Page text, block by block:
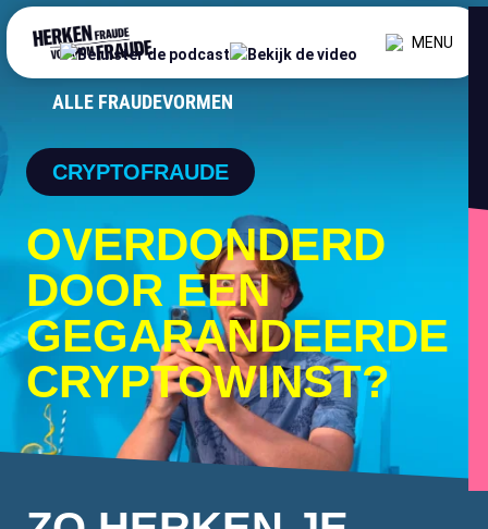
MENU
ALLE FRAUDEVORMEN
CRYPTOFRAUDE
OVERDONDERD
DOOR EEN
GEGARANDEERDE
CRYPTOWINST?